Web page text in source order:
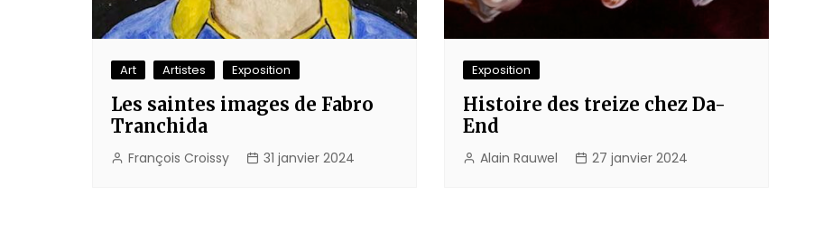
Art Artistes Exposition
Les saintes images de Fabro
Tranchida
François Croissy 31 janvier 2024
Exposition
Histoire des treize chez Da-
End
Alain Rauwel 27 janvier 2024